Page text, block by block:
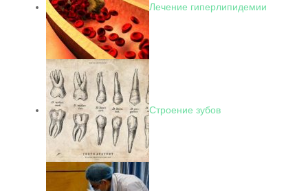
Лечение гиперлипидемии
Строение зубов